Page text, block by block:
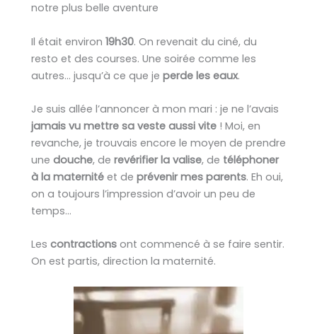
notre plus belle aventure
Il était environ 19h30. On revenait du ciné, du
resto et des courses. Une soirée comme les
autres… jusqu’à ce que je perde les eaux.
Je suis allée l’annoncer à mon mari : je ne l’avais
jamais vu mettre sa veste aussi vite ! Moi, en
revanche, je trouvais encore le moyen de prendre
une douche, de revérifier la valise, de téléphoner
à la maternité et de prévenir mes parents. Eh oui,
on a toujours l’impression d’avoir un peu de
temps…
Les contractions ont commencé à se faire sentir.
On est partis, direction la maternité.